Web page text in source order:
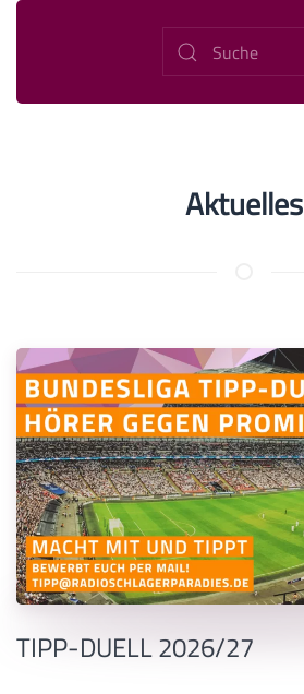
Aktuelles
TIPP-DUELL 2026/27